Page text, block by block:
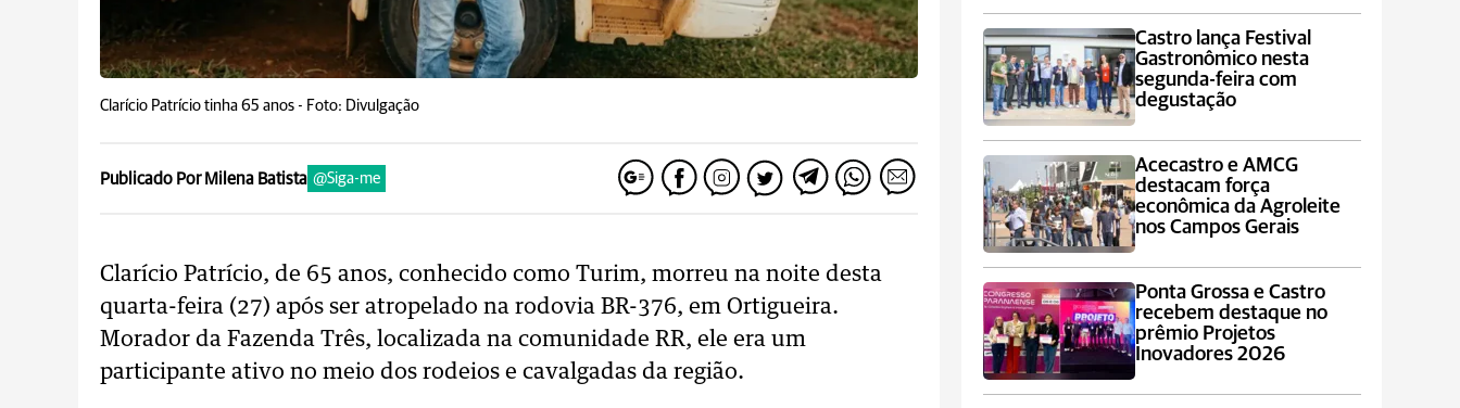
Clarício Patrício tinha 65 anos - Foto: Divulgação
Publicado Por Milena Batista @Siga-me
Clarício Patrício, de 65 anos, conhecido como Turim, morreu na noite desta
quarta-feira (27) após ser atropelado na rodovia BR-376, em Ortigueira.
Morador da Fazenda Três, localizada na comunidade RR, ele era um
participante ativo no meio dos rodeios e cavalgadas da região.
Castro lança Festival
Gastronômico nesta
segunda-feira com
degustação
Acecastro e AMCG
destacam força
econômica da Agroleite
nos Campos Gerais
Ponta Grossa e Castro
recebem destaque no
prêmio Projetos
Inovadores 2026